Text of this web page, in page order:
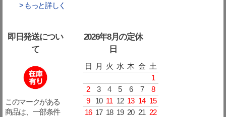
> もっと詳しく
即日発送につい
て
このマークがある
商品は、一部条件
2026年8月の定休
日
日 月 火 水 木 金 土
1
2
3 4 5 6 7
8
9
10 11 12 13 14 15
16 17 18 19 20 21 22